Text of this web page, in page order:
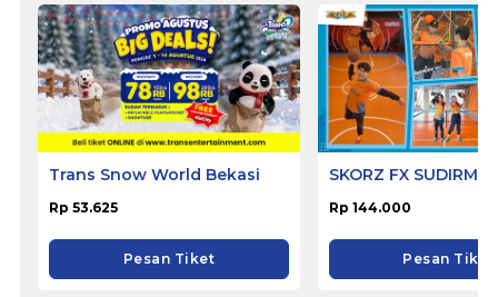
Trans Snow World Bekasi
Rp 53.625
Pesan Tiket
SKORZ FX
Rp 144.000
Pesan Tiket